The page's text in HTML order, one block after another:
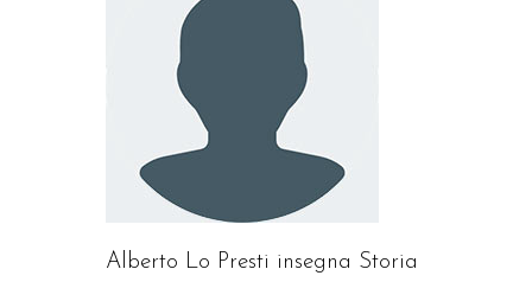
Alberto Lo Presti insegna Storia